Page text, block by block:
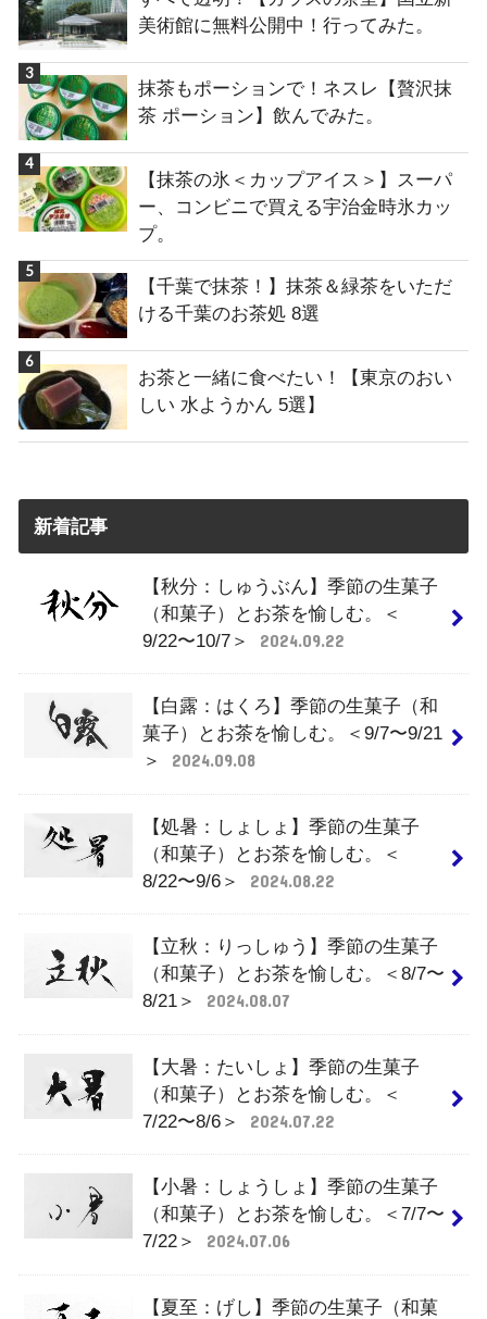
美術館に無料公開中！行ってみた。
抹茶もポーションで！ネスレ【贅沢抹
茶 ポーション】飲んでみた。
【抹茶の氷＜カップアイス＞】スーパ
ー、コンビニで買える宇治金時氷カッ
プ。
【千葉で抹茶！】抹茶＆緑茶をいただ
ける千葉のお茶処 8選
お茶と一緒に食べたい！【東京のおい
しい 水ようかん 5選】
新着記事
【秋分：しゅうぶん】季節の生菓子
（和菓子）とお茶を愉しむ。＜
9/22〜10/7＞
2024.09.22
【白露：はくろ】季節の生菓子（和
菓子）とお茶を愉しむ。＜9/7〜9/21
＞
2024.09.08
【処暑：しょしょ】季節の生菓子
（和菓子）とお茶を愉しむ。＜
8/22〜9/6＞
2024.08.22
【立秋：りっしゅう】季節の生菓子
（和菓子）とお茶を愉しむ。＜8/7〜
8/21＞
2024.08.07
【大暑：たいしょ】季節の生菓子
（和菓子）とお茶を愉しむ。＜
7/22〜8/6＞
2024.07.22
【小暑：しょうしょ】季節の生菓子
（和菓子）とお茶を愉しむ。＜7/7〜
7/22＞
2024.07.06
【夏至：げし】季節の生菓子（和菓